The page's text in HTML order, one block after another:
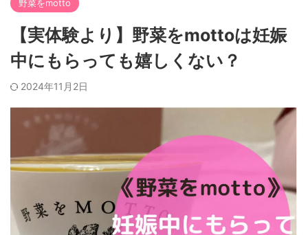
野菜をmotto
【実体験より】野菜をmottoは妊娠
中にもらっても嬉しくない？
2024年11月2日